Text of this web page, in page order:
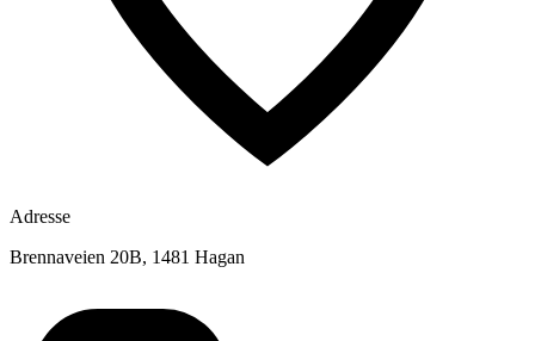
Adresse
Brennaveien 20B, 1481 Hagan